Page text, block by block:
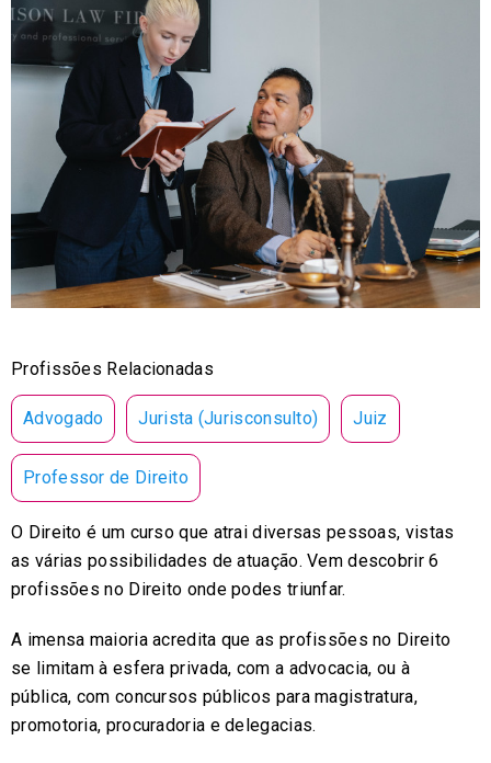
Profissões Relacionadas
Advogado Jurista (Jurisconsulto) Juiz
Professor de Direito
O Direito é um curso que atrai diversas pessoas, vistas
as várias possibilidades de atuação. Vem descobrir 6
profissões no Direito onde podes triunfar.
A imensa maioria acredita que as profissões no Direito
se limitam à esfera privada, com a advocacia, ou à
pública, com concursos públicos para magistratura,
promotoria, procuradoria e delegacias.